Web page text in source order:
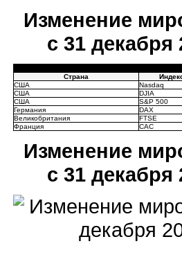
Изменение
с 31 декабря
Страна
США
Nasdaq
США
DJIA
США
S&P 500
Германия
DAX
Великобритания
FTSE
Франция
CAC
Изменение
с 31 декабря